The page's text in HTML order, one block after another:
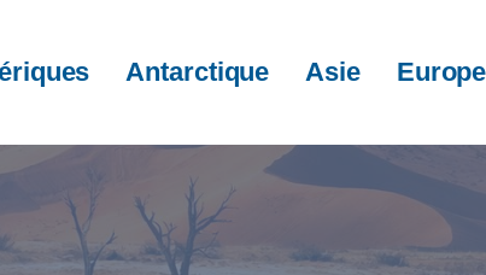
Antarctique Asie Europe